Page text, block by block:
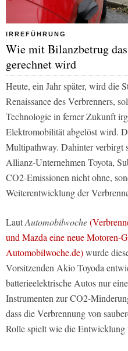
IRREFÜHRUNG
Wie mit Bilanzbetrug
gerechnet wird
Heute, ein Jahr später, wird die
Renaissance des Verbrenners,
Technologie in ferner Zukunft
Elektromobilität abgelöst wird.
Multipathway. Dahinter verbirgt
Allianz-Unternehmen Toyota,
CO2-Emissionen nicht ohne,
Weiterentwicklung der
LautAutomobilwoche
und Mazda eine neue Motoren-
Automobilwoche.de)wurde
Vorsitzenden Akio Toyoda
batterieelektrische Autos nur
Instrumenten zur CO2-
dass die Verbrennung von
Rolle spielt wie die Entwicklung